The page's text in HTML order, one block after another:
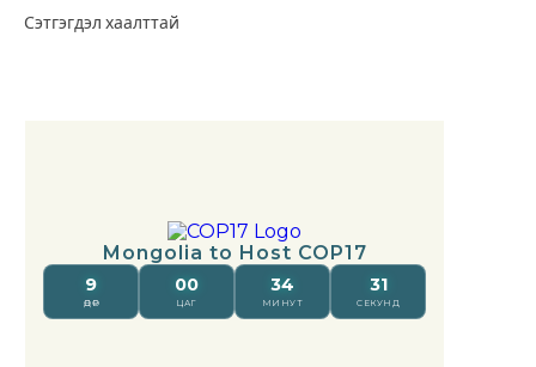
Сэтгэгдэл хаалттай